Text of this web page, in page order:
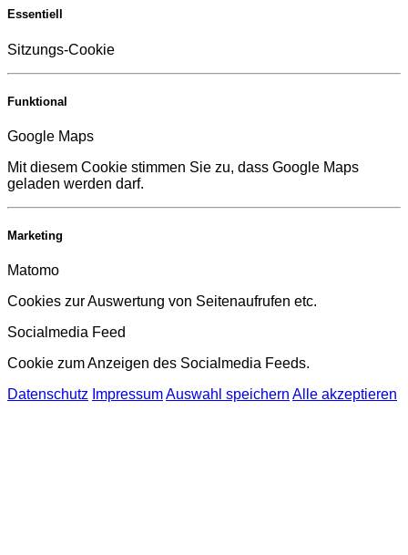
Essentiell
Sitzungs-Cookie
Funktional
Google Maps
Mit diesem Cookie stimmen Sie zu, dass Google Maps
geladen werden darf.
Marketing
Matomo
Cookies zur Auswertung von Seitenaufrufen etc.
Socialmedia Feed
Cookie zum Anzeigen des Socialmedia Feeds.
Datenschutz ImpressumAuswahl speichern Alle akzeptieren